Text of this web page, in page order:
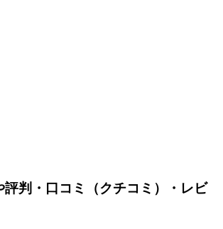
評判・口コミ（クチコミ）・レビ